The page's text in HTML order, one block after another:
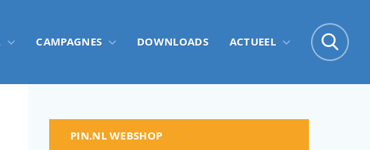
CAMPAGNES DOWNLOADS ACTUEEL
PIN.NL WEBSHOP